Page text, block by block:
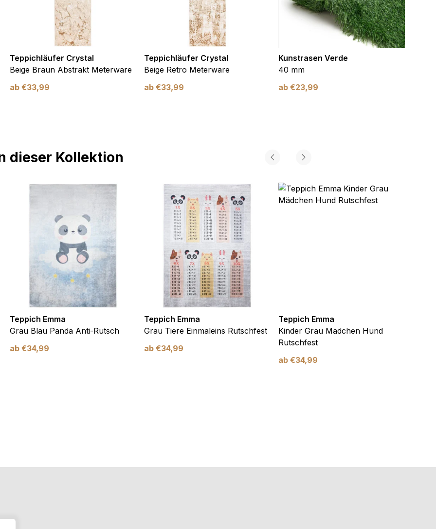
Teppichläufer Crystal
Beige Braun Abstrakt Meterware
ab €33,99
Teppichläufer Crystal
Beige Retro Meterware
ab €33,99
Kunstrasen Verde
40 mm
ab €23,99
dieser Kollektion
Teppich Emma
Grau Blau Panda Anti-Rutsch
ab €34,99
Teppich Emma
Grau Tiere Einmaleins Rutschfest
ab €34,99
Teppich Emma
Kinder Grau Mädchen Hund
Rutschfest
ab €34,99